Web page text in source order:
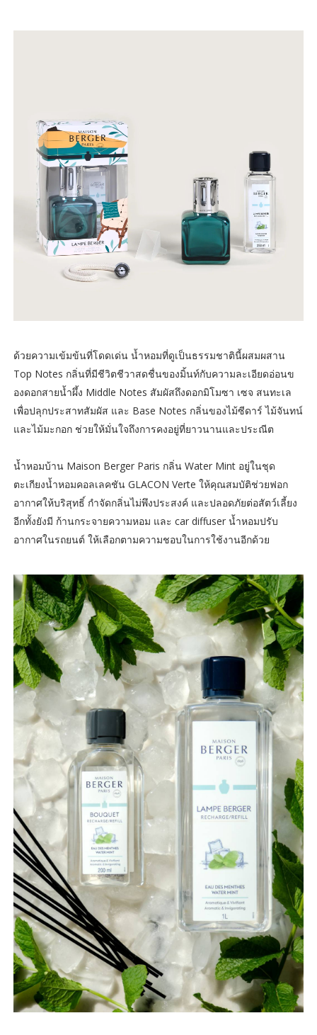
ด้วยความเข้มข้นที่โดดเด่น น้ำหอมที่ดูเป็นธรรมชาตินี้ผสมผสาน
Top Notes กลิ่นที่มีชีวิตชีวาสดชื่นของมิ้นท์กับความละเอียดอ่อนข
องดอกสายน้ำผึ้ง Middle Notes สัมผัสถึงดอกมิโมซา เซจ สนทะเล
เพื่อปลุกประสาทสัมผัส และ Base Notes กลิ่นของไม้ซีดาร์ ไม้จันทน์
และไม้มะกอก ช่วยให้มั่นใจถึงการคงอยู่ที่ยาวนานและประณีต
น้ำหอมบ้าน Maison Berger Paris กลิ่น Water Mint อยู่ในชุด
ตะเกียงน้ำหอมคอลเลคชัน GLACON Verte ให้คุณสมบัติช่วยฟอก
อากาศให้บริสุทธิ์ กำจัดกลิ่นไม่พึงประสงค์ และปลอดภัยต่อสัตว์เลี้ยง
อีกทั้งยังมี ก้านกระจายความหอม และ car diffuser น้ำหอมปรับ
อากาศในรถยนต์ ให้เลือกตามความชอบในการใช้งานอีกด้วย